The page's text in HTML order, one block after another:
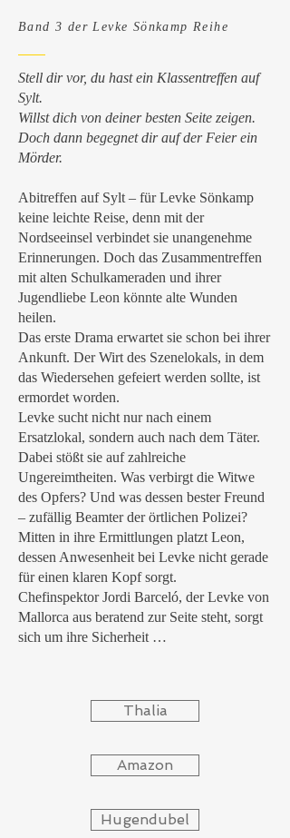
Band 3 der Levke Sönkamp Reihe
Stell dir vor, du hast ein Klassentreffen auf
Sylt.
Willst dich von deiner besten Seite zeigen.
Doch dann begegnet dir auf der Feier ein
Mörder.
Abitreffen auf Sylt – für Levke Sönkamp
keine leichte Reise, denn mit der
Nordseeinsel verbindet sie unangenehme
Erinnerungen. Doch das Zusammentreffen
mit alten Schulkameraden und ihrer
Jugendliebe Leon könnte alte Wunden
heilen.
Das erste Drama erwartet sie schon bei ihrer
Ankunft. Der Wirt des Szenelokals, in dem
das Wiedersehen gefeiert werden sollte, ist
ermordet worden.
Levke sucht nicht nur nach einem
Ersatzlokal, sondern auch nach dem Täter.
Dabei stößt sie auf zahlreiche
Ungereimtheiten. Was verbirgt die Witwe
des Opfers? Und was dessen bester Freund
– zufällig Beamter der örtlichen Polizei?
Mitten in ihre Ermittlungen platzt Leon,
dessen Anwesenheit bei Levke nicht gerade
für einen klaren Kopf sorgt.
Chefinspektor Jordi Barceló, der Levke von
Mallorca aus beratend zur Seite steht, sorgt
sich um ihre Sicherheit …
Thalia
Amazon
Hugendubel